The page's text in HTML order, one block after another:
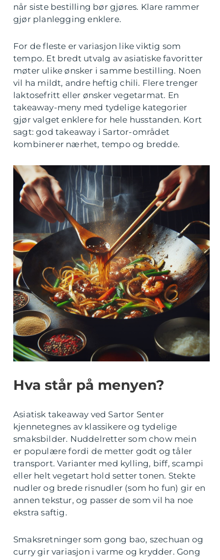
når siste bestilling bør gjøres. Klare rammer
gjør planlegging enklere.
For de fleste er variasjon like viktig som
tempo. Et bredt utvalg av asiatiske favoritter
møter ulike ønsker i samme bestilling. Noen
vil ha mildt, andre heftig chili. Flere trenger
laktosefritt eller ønsker vegetarmat. En
takeaway-meny med tydelige kategorier
gjør valget enklere for hele husstanden. Kort
sagt: god takeaway i Sartor-området
kombinerer nærhet, tempo og bredde.
Hva står på menyen?
Asiatisk takeaway ved Sartor Senter
kjennetegnes av klassikere og tydelige
smaksbilder. Nuddelretter som chow mein
er populære fordi de metter godt og tåler
transport. Varianter med kylling, biff, scampi
eller helt vegetart hold setter tonen. Stekte
nudler og brede risnudler (som ho fun) gir en
annen tekstur, og passer de som vil ha noe
ekstra saftig.
Smaksretninger som gong bao, szechuan og
curry gir variasjon i varme og krydder. Gong